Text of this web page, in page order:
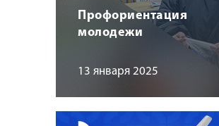
Профориентация
молодежи
13 января 2025